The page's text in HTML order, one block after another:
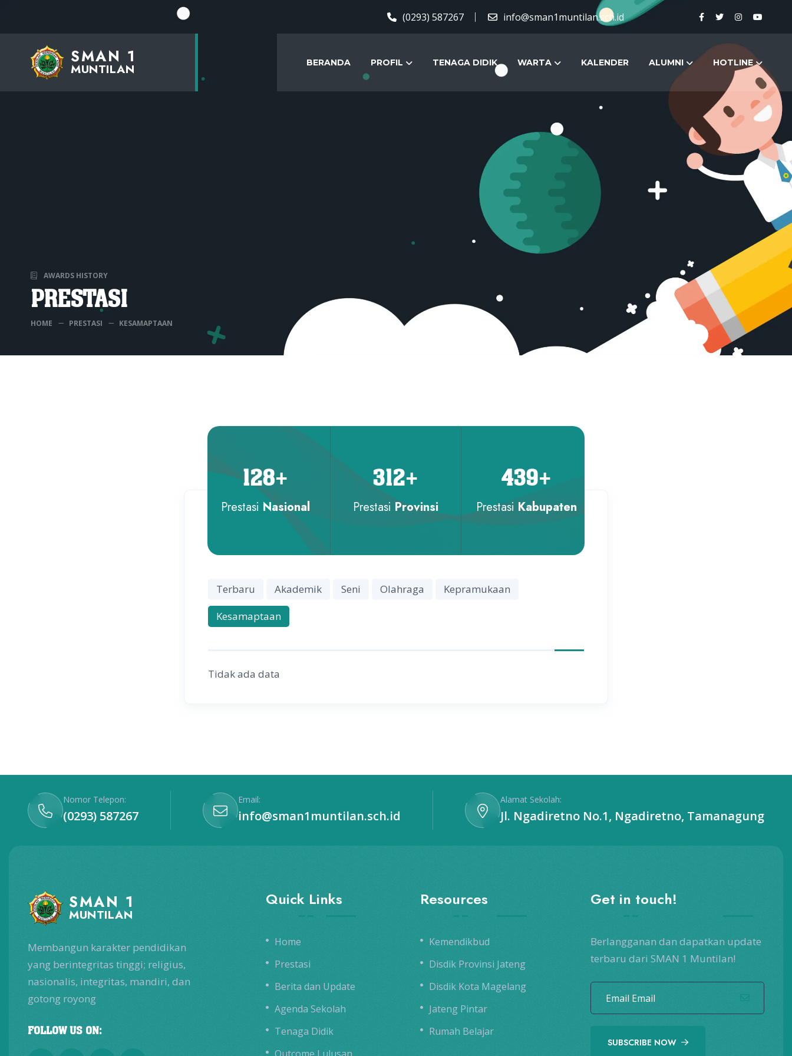
(0293) 587267 info@sman1muntilan.sch.id
SMAN 1
MUNTILAN BERANDA PROFIL TENAGA DIDIK WARTA KALENDER ALUMNI HOTLINE
AWARDS HISTORY
PRESTASI
HOME PRESTASI KESAMAPTAAN
128+
Prestasi Nasional
312+
Prestasi Provinsi
439+
Prestasi Kabupaten
Terbaru Akademik Seni Olahraga
Kepramukaan
Kesamaptaan
Tidak ada data
Nomor Telepon:
(0293) 587267
Email:
info@sman1muntilan.sch.id
Alamat Sekolah:
Jl. Ngadiretno No.1, Ngadiretno, Tamanagung
SMAN 1
MUNTILAN
Membangun karakter pendidikan
yang berintegritas tinggi; religius,
nasionalis, integritas, mandiri, dan
gotong royong
FOLLOW US ON:
Quick Links
Home
Prestasi
Berita dan Update
Agenda Sekolah
Tenaga Didik
Resources
Kemendikbud
Disdik Provinsi Jateng
Disdik Kota Magelang
Jateng Pintar
Rumah Belajar
Get in touch!
Berlangganan dan dapatkan update
terbaru dari SMAN 1 Muntilan!
SUBSCRIBE NOW